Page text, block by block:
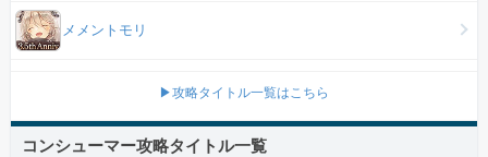
メメントモリ
▶攻略タイトル一覧はこちら
コンシューマー攻略タイトル一覧